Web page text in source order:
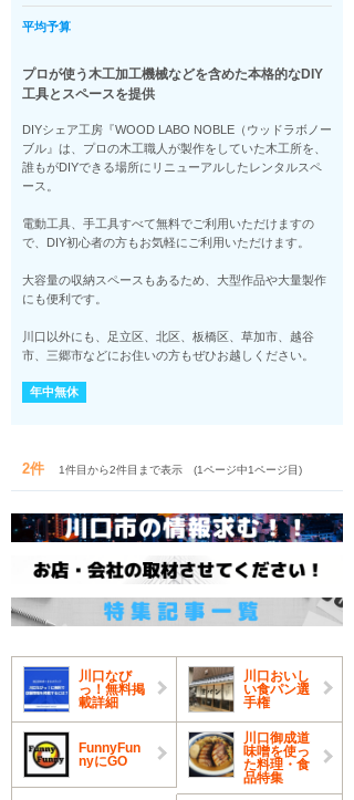
平均予算
プロが使う木工加工機械などを含めた本格的なDIY
工具とスペースを提供
DIYシェア工房『WOOD LABO NOBLE（ウッドラボノー
ブル』は、プロの木工職人が製作をしていた木工所を、
誰もがDIYできる場所にリニューアルしたレンタルスペ
ース。
電動工具、手工具すべて無料でご利用いただけますの
で、DIY初心者の方もお気軽にご利用いただけます。
大容量の収納スペースもあるため、大型作品や大量製作
にも便利です。
川口以外にも、足立区、北区、板橋区、草加市、越谷
市、三郷市などにお住いの方もぜひお越しください。
年中無休
2件 1件目から2件目まで表示 (1ページ中1ページ目)
川口なび
っ！無料掲
載詳細
川口おいし
い食パン選
手権
FunnyFun
nyにGO
川口御成道
味噌を使っ
た料理・食
品特集